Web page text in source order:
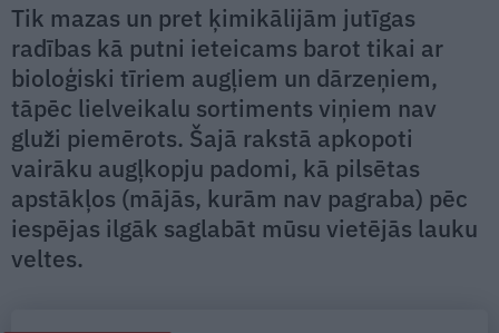
Tik mazas un pret ķimikālijām jutīgas
radības kā putni ieteicams barot tikai ar
bioloģiski tīriem augļiem un dārzeņiem,
tāpēc lielveikalu sortiments viņiem nav
gluži piemērots. Šajā rakstā apkopoti
vairāku augļkopju padomi, kā pilsētas
apstākļos (mājās, kurām nav pagraba) pēc
iespējas ilgāk saglabāt mūsu vietējās lauku
veltes.